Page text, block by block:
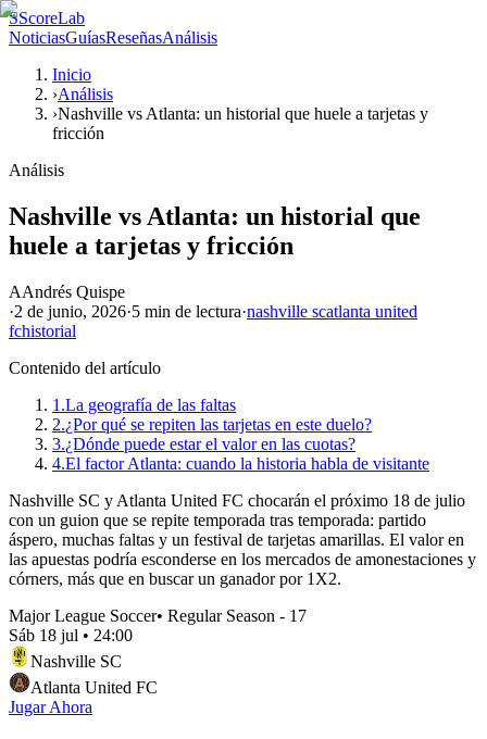
SScoreLab
NoticiasGuíasReseñasAnálisis
Inicio
›Análisis
›Nashville vs Atlanta: un historial que huele a tarjetas y
fricción
Análisis
Nashville vs Atlanta: un historial que
huele a tarjetas y fricción
AAndrés Quispe
·2 de junio, 2026·5 min de lectura·nashville scatlanta united
fchistorial
Contenido del artículo
1.La geografía de las faltas
2.¿Por qué se repiten las tarjetas en este duelo?
3.¿Dónde puede estar el valor en las cuotas?
4.El factor Atlanta: cuando la historia habla de visitante
Nashville SC y Atlanta United FC chocarán el próximo 18 de julio
con un guion que se repite temporada tras temporada: partido
áspero, muchas faltas y un festival de tarjetas amarillas. El valor en
las apuestas podría esconderse en los mercados de amonestaciones y
córners, más que en buscar un ganador por 1X2.
Major League Soccer• Regular Season - 17
Sáb 18 jul • 24:00
Nashville SC
Atlanta United FC
Jugar Ahora